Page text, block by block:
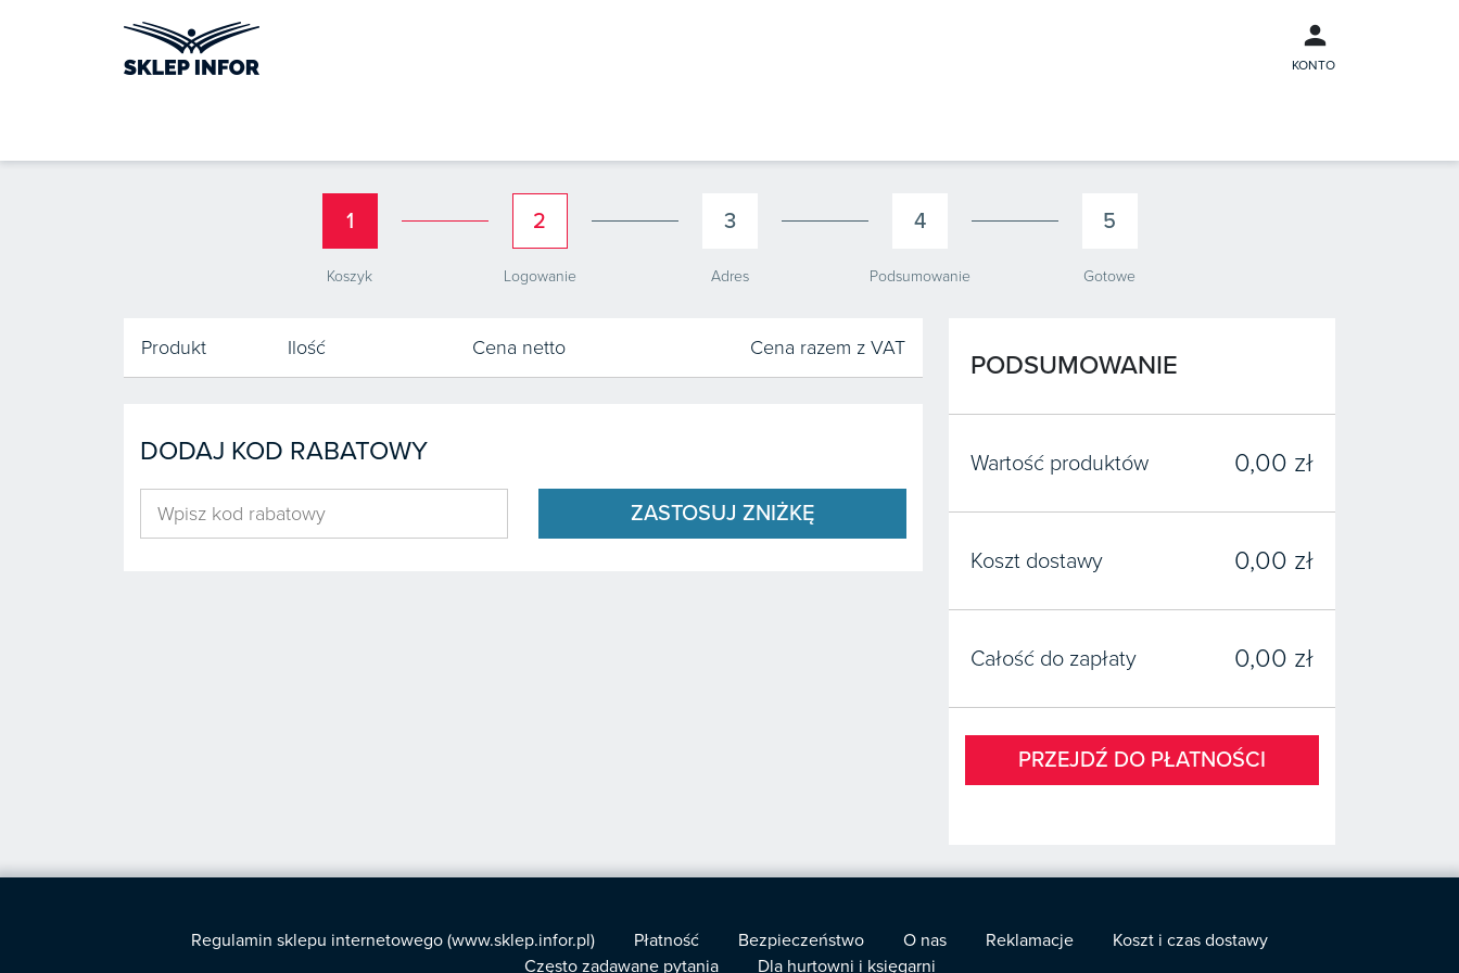
KONTO
1
Koszyk
2
Logowanie
3
Adres
4
Podsumowanie
5
Gotowe
Produkt Ilość Cena netto Cena razem z VAT
DODAJ KOD RABATOWY
ZASTOSUJ ZNIŻKĘ
PODSUMOWANIE
Wartość produktów 0,00 zł
Koszt dostawy 0,00 zł
Całość do zapłaty 0,00 zł
PRZEJDŹ DO PŁATNOŚCI
Regulamin sklepu internetowego (www.sklep.infor.pl) Płatność Bezpieczeństwo O nas Reklamacje
Koszt i czas dostawy
Często zadawane pytania
Dla hurtowni i księgarni